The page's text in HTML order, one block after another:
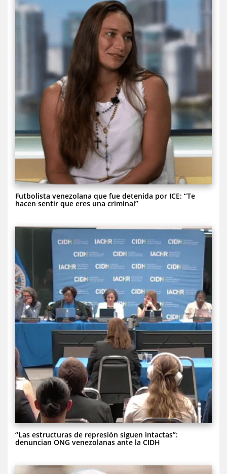
Futbolista venezolana que fue detenida por ICE: “Te
hacen sentir que eres una criminal”
“Las estructuras de represión siguen intactas”:
denuncian ONG venezolanas ante la CIDH